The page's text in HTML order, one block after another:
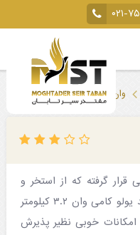
۷۵۲۱۲
وان هتل Kale Gold وان
قرار گرفته که از استخر و
پارک آبی کاگداس آکوا ۱.۵ و از مسجد یولو کامی وان ۳.۲ کیلومتر
امکانات خوبی نظیر پذیرش